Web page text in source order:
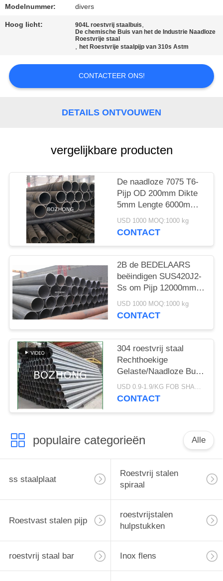
CITAAT
PRIVACY
POLICY
Modelnummer: divers
Hoog licht: 904L roestvrij staalbuis,
De chemische Buis van het de Industrie Naadloze
Roestvrije staal
,het Roestvrije staalpijp van 310s Astm
CONTACTEER ONS!
DETAILS ONTVOUWEN
vergelijkbare producten
De naadloze 7075 T6-
Pijp OD 200mm Dikte
5mm Lengte 6000mm
van de
Aluminiumlegering
USD 1000 MOQ:1000 kg
CONTACT
2B de BEDELAARS
beëindigen SUS420J2-
Ss om Pijp 12000mm
Lengte
USD 1000 MOQ:1000 kg
CONTACT
304 roestvrij staal
Rechthoekige
Gelaste/Naadloze Buis
ASTM A554
USD 0.9-1.9/KG FOB SHANGHAI MOQ:500KG
CONTACT
populaire categorieën Alle
ss staalplaat
Roestvrij stalen
spiraal
Roestvast stalen pijp
roestvrijstalen
hulpstukken
roestvrij staal bar Inox flens